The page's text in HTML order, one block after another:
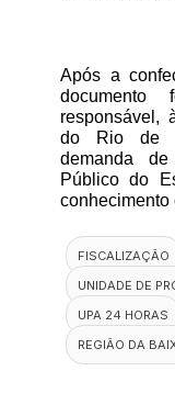
Após a
documento
responsável,
do Rio de
demanda
Público do
conhecimento
FISCALIZAÇÃO
UNIDADE DE
UPA 24 HORAS
REGIÃO DA